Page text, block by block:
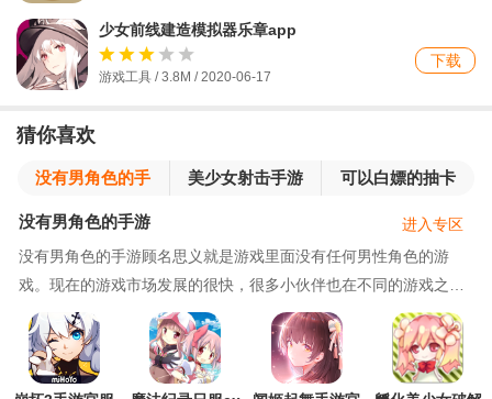
少女前线建造模拟器乐章app
游戏工具 / 3.8M / 2020-06-17
下载
猜你喜欢
没有男角色的手
游
美少女射击手游
可以白嫖的抽卡
游戏
没有男角色的手游
没有男角色的手游顾名思义就是游戏里面没有任何男性角色的游
戏。现在的游戏市场发展的很快，很多小伙伴也在不同的游戏之中
体验过，现在游戏为了同时照顾男性玩家和女性玩家，一般来说都
会在游戏里面加入男角色和女角色，但是对于一些只是想玩萌娘游
戏的小伙伴来说，游戏里面有男角色是一件很不可以接受的事情，
进入专区